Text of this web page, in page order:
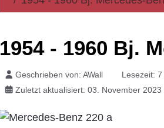
1954 - 1960 Bj.
Geschrieben von: AWall Lesezeit:
Zuletzt aktualisiert: 03. November 2023